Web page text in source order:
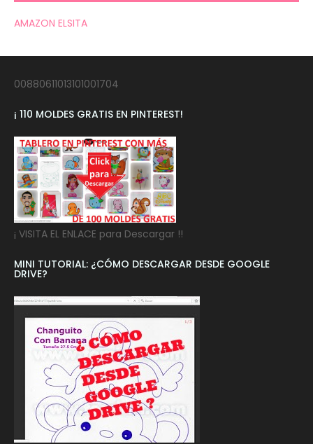
AMAZON ELSITA
00880611013101001704
¡ 110 MOLDES GRATIS EN PINTEREST!
¡ VISITA EL ENLACE para Descargar !!
MINI TUTORIAL: ¿CÓMO DESCARGAR DESDE GOOGLE
DRIVE?